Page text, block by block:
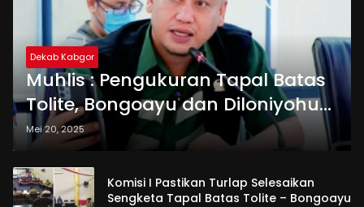
Dekab Kabgor
Muhlis : Pengukuran Tapal Batas
Tolite, Bongoayu dan Diloniyohu
Mengacu Perda
Mei 20, 2025
Komisi I Pastikan Turlap Selesaikan
Sengketa Tapal Batas Tolite – Bongoayu